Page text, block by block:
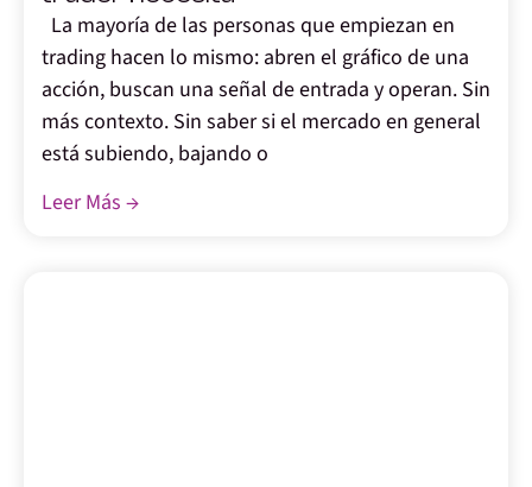
La mayoría de las personas que empiezan en
trading hacen lo mismo: abren el gráfico de una
acción, buscan una señal de entrada y operan. Sin
más contexto. Sin saber si el mercado en general
está subiendo, bajando o
Leer Más →